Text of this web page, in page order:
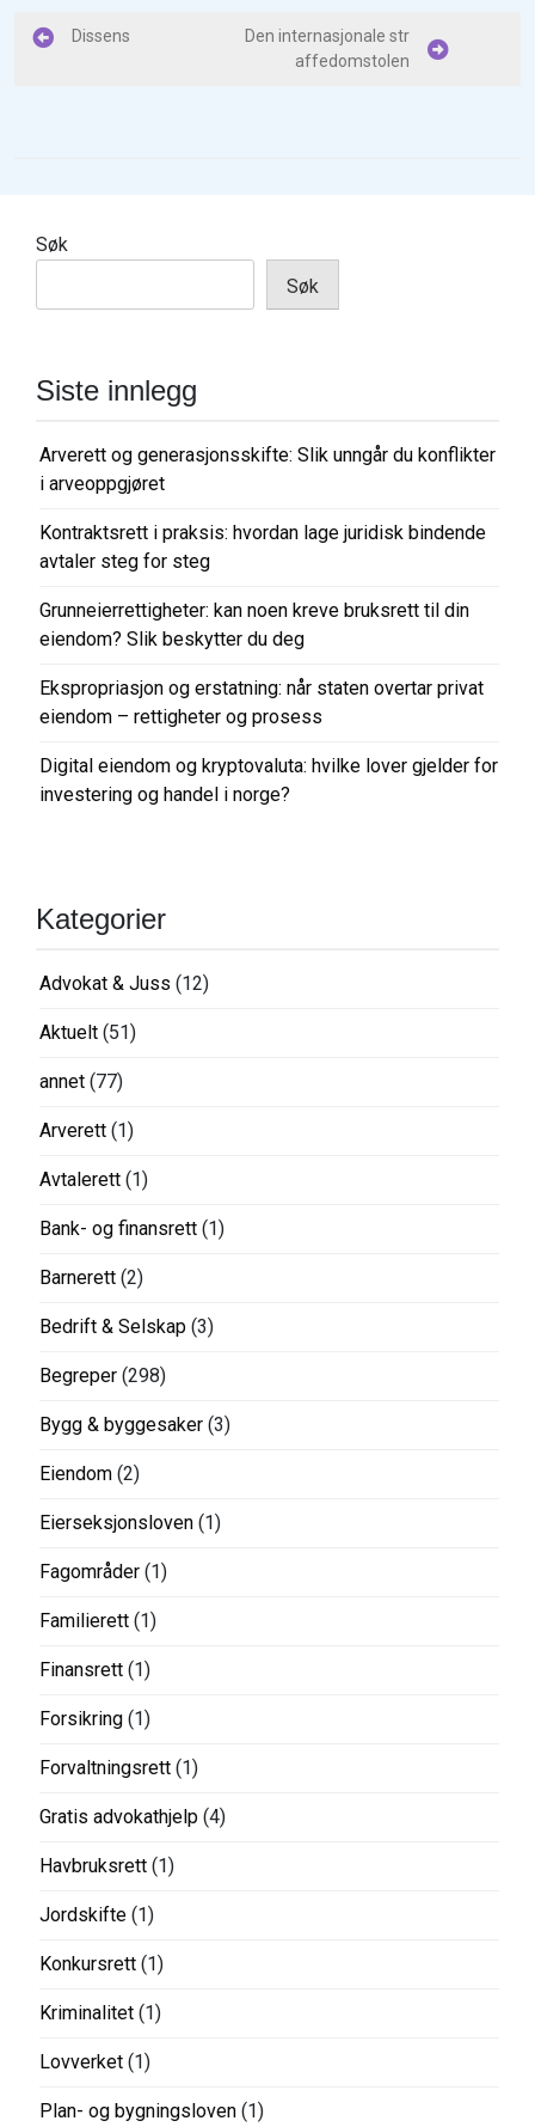
I
g
v
g
s
o
n
Dissens
Den internasjonale str
affedomstolen
Søk
Søk
Siste innlegg
Arverett og generasjonsskifte: Slik unngår du konflikter
i arveoppgjøret
Kontraktsrett i praksis: hvordan lage juridisk bindende
avtaler steg for steg
Grunneierrettigheter: kan noen kreve bruksrett til din
eiendom? Slik beskytter du deg
Ekspropriasjon og erstatning: når staten overtar privat
eiendom – rettigheter og prosess
Digital eiendom og kryptovaluta: hvilke lover gjelder for
investering og handel i norge?
Kategorier
Advokat & Juss (12)
Aktuelt (51)
annet (77)
Arverett (1)
Avtalerett (1)
Bank- og finansrett (1)
Barnerett (2)
Bedrift & Selskap (3)
Begreper (298)
Bygg & byggesaker (3)
Eiendom (2)
Eierseksjonsloven (1)
Fagområder (1)
Familierett (1)
Finansrett (1)
Forsikring (1)
Forvaltningsrett (1)
Gratis advokathjelp (4)
Havbruksrett (1)
Jordskifte (1)
Konkursrett (1)
Kriminalitet (1)
Lovverket (1)
Plan- og bygningsloven (1)